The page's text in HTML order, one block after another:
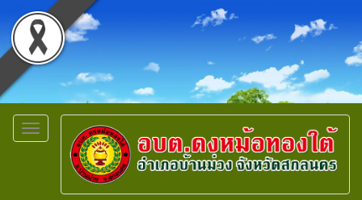
Toggle
navigation